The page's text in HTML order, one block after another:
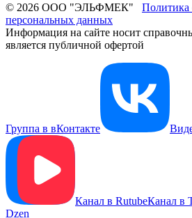
© 2026 ООО "ЭЛЬФМЕК" Политика
персональных данных
Информация на сайте носит
является публичной офертой
Группа в вКонтакте
Канал в RutubeКанал в
Dzen